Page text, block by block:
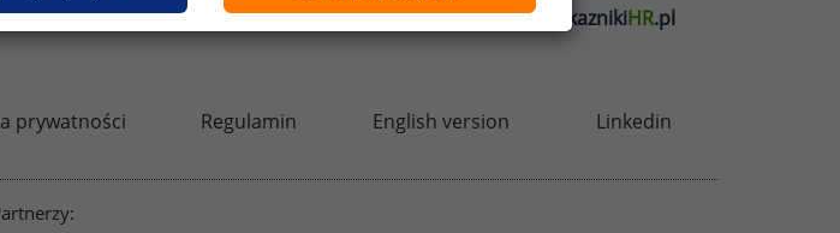
raportyplacowe.pl badaniaHR.pl wskaznikiHR.pl
prywatności Regulamin English version Linkedin